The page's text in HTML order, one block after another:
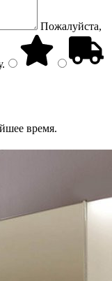
Пожалуйста,
.
время.